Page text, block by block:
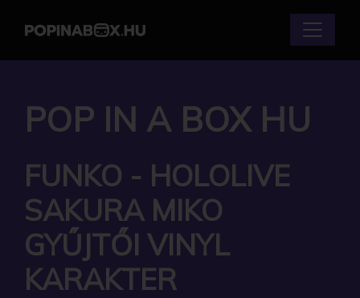
POP IN A BOX HU
FUNKO - HOLOLIVE
SAKURA MIKO
GYŰJTŐI VINYL
KARAKTER